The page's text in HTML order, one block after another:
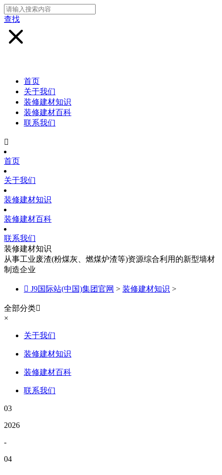
查找
首页
关于我们
装修建材知识
装修建材百科
联系我们

首页
关于我们
装修建材知识
装修建材百科
联系我们
装修建材知识
从事工业废渣(粉煤灰、燃煤炉渣等)资源综合利用的新型墙材
制造企业
 J9国际站(中国)集团官网 > 装修建材知识 >
全部分类
×
关于我们
装修建材知识
装修建材百科
联系我们
03
2026
-
04